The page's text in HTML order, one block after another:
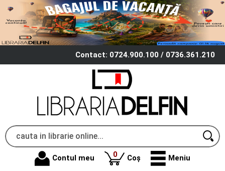
Contact: 0724.900.100 / 0736.361.210
Contul meu 0produse
Coș Meniu